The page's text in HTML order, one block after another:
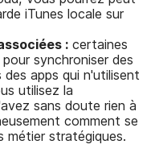
iTunes locale sur
: certaines
synchroniser des
apps qui n'utilisent
utilisez la
sans doute rien à
comment se
métier stratégiques.